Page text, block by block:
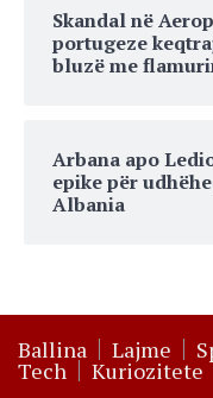
Skandal në
portugeze
bluzë me
Arbana apo
epike për
Albania
Ballina Lajme
Tech Kuriozitete